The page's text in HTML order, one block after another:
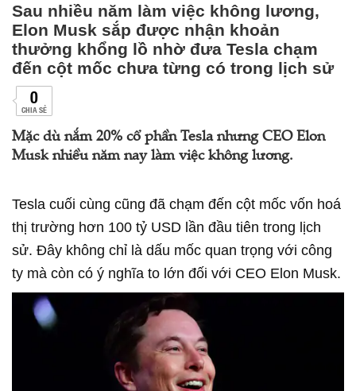
Sau nhiều năm làm việc không lương,
Elon Musk sắp được nhận khoản
thưởng khổng lồ nhờ đưa Tesla chạm
đến cột mốc chưa từng có trong lịch sử
0
CHIA SẺ
Mặc dù nắm 20% cổ phần Tesla nhưng CEO Elon
Musk nhiều năm nay làm việc không lương.
Tesla cuối cùng cũng đã chạm đến cột mốc vốn hoá
thị trường hơn 100 tỷ USD lần đầu tiên trong lịch
sử. Đây không chỉ là dấu mốc quan trọng với công
ty mà còn có ý nghĩa to lớn đối với CEO Elon Musk.